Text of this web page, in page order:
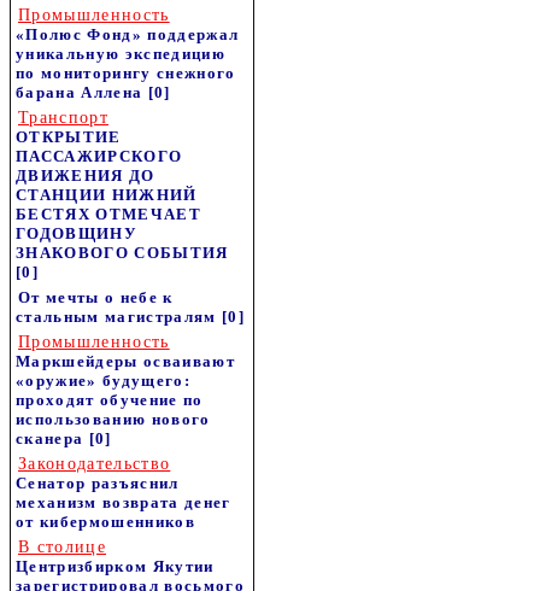
Промышленность
«Полюс Фонд» поддержал
уникальную экспедицию
по мониторингу снежного
барана Аллена [0]
Транспорт
ОТКРЫТИЕ
ПАССАЖИРСКОГО
ДВИЖЕНИЯ ДО
СТАНЦИИ НИЖНИЙ
БЕСТЯХ ОТМЕЧАЕТ
ГОДОВЩИНУ
ЗНАКОВОГО СОБЫТИЯ
[0]
От мечты о небе к
стальным магистралям [0]
Промышленность
Маркшейдеры осваивают
«оружие» будущего:
проходят обучение по
использованию нового
сканера [0]
Законодательство
Сенатор разъяснил
механизм возврата денег
от кибермошенников
В столице
Центризбирком Якутии
зарегистрировал восьмого